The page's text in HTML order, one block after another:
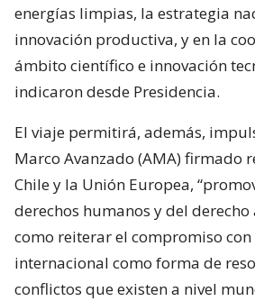
energías limpias, la estrategia
innovación productiva, y en la
ámbito científico e innovación
indicaron desde Presidencia.
El viaje permitirá, además,
Marco Avanzado (AMA) firmado
Chile y la Unión Europea,
derechos humanos y del
como reiterar el compromiso con
internacional como forma de
conflictos que existen a nivel